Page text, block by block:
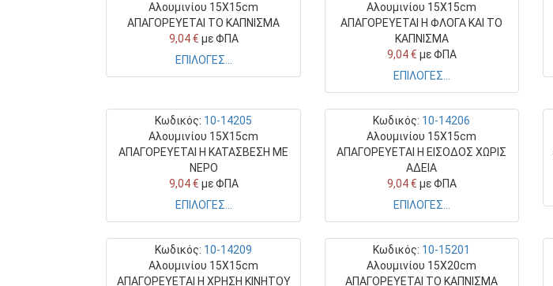
Αλουμινίου 15X15cm
ΑΠΑΓΟΡΕΥΕΤΑΙ ΤΟ ΚΑΠΝΙΣΜΑ
9,04 € με ΦΠΑ
ΕΠΙΛΟΓΕΣ...
Αλουμινίου 15X15cm
ΑΠΑΓΟΡΕΥΕΤΑΙ Η ΦΛΟΓΑ ΚΑΙ ΤΟ
ΚΑΠΝΙΣΜΑ
9,04 € με ΦΠΑ
ΕΠΙΛΟΓΕΣ...
Κωδικός: 10-14205
Αλουμινίου 15X15cm
ΑΠΑΓΟΡΕΥΕΤΑΙ Η KATAΣΒΕΣΗ ΜΕ
ΝΕΡΟ
9,04 € με ΦΠΑ
ΕΠΙΛΟΓΕΣ...
Κωδικός: 10-14206
Αλουμινίου 15X15cm
ΑΠΑΓΟΡΕΥΕΤΑΙ Η ΕΙΣΟΔΟΣ ΧΩΡΙΣ
ΑΔΕΙΑ
9,04 € με ΦΠΑ
ΕΠΙΛΟΓΕΣ...
Κωδικός: 10-14209
Αλουμινίου 15X15cm
ΑΠΑΓΟΡΕΥΕΤΑΙ Η ΧΡΗΣΗ ΚΙΝΗΤΟΥ
Κωδικός: 10-15201
Αλουμινίου 15X20cm
ΑΠΑΓΟΡΕΥΕΤΑΙ ΤΟ ΚΑΠΝΙΣΜΑ